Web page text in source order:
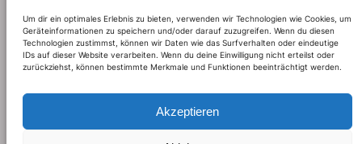
Um dir ein optimales Erlebnis zu bieten, verwenden wir Technologien wie Cookies, um
Geräteinformationen zu speichern und/oder darauf zuzugreifen. Wenn du diesen
Technologien zustimmst, können wir Daten wie das Surfverhalten oder eindeutige
IDs auf dieser Website verarbeiten. Wenn du deine Einwilligung nicht erteilst oder
zurückziehst, können bestimmte Merkmale und Funktionen beeinträchtigt werden.
Akzeptieren
Instagram